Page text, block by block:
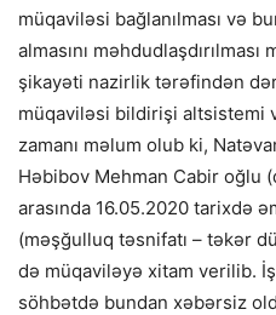
müqaviləsi bağlanılması və
almasını
şikayəti nazirlik tərəfindən
müqaviləsi bildirişi altsistemi
zamanı məlum olub ki,
Həbibov Mehman Cabir oğlu
arasında 16.05.2020 tarixdə
(məşğulluq təsnifatı – təkər
də müqaviləyə xitam verilib.
söhbətdə bundan xəbərsiz